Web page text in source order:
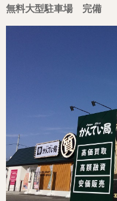
無料大型駐車場 完備